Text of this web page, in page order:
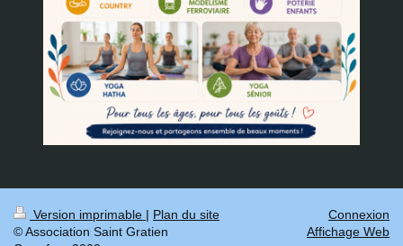
Version imprimable | Plan du site
© Association Saint Gratien
Connexion
Affichage Web